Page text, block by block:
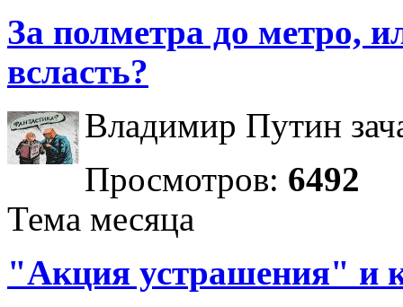
За полметра до метро,
всласть?
Владимир Путин
Просмотров: 6492
Тема месяца
"Акция устрашения" и